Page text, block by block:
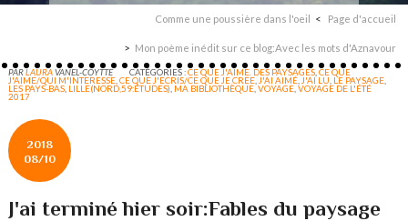
Comme une poussière dans l'oeil Page d'accueil
Mon poème inédit sur ce blog:Avec les mots d'Aznavour
PARLAURAVANEL-COYTTE CATÉGORIES :CE QUE J'AIME. DES PAYSAGES ,CE QUE
J'AIME/QUI M'INTERESSE ,CE QUE J'ECRIS/CE QUE JE CREE J'AI AIMÉ J'AI LU LE PAYSAGE
LES PAYS-BAS LILLE(NORD,59:ÉTUDES) MA BIBLIOTHÈQUE,VOYAGE ,VOYAGE DE L'ÉTÉ
2017
2018
08/10
J'ai terminé hier soir:Fables du paysage